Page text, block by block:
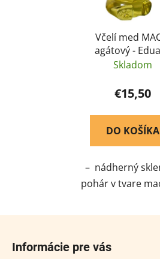
Včelí med
agátový -
Pásztor 1000g
Skladom
€15,50
DO KOŠÍKA
– nádherný
pohár v tvare
farby – má
kryštalizuje len
Informácie pre vás